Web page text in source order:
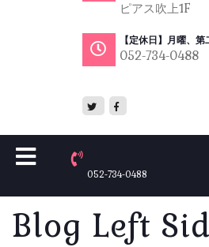
ピアス吹上1F
【定休日】月曜、
052-734-0488
052-734-0488
Blog Left